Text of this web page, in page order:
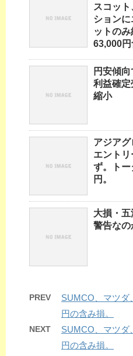
スコッ
ション
ットの
63,000円
円安傾
利益確定
縮小
アジア
エント
ず。トー
円。
大損・
警告なの
PREV
SUMCO、マツダ
円の含み損。
NEXT
SUMCO、マツダ
円の含み損。